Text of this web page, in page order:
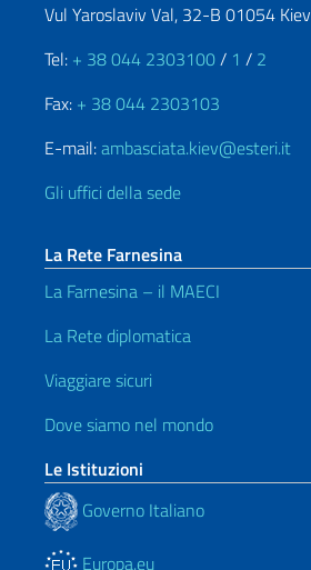
Vul Yaroslaviv Val, 32-B 01054 Kiev
Tel: + 38 044 2303100/ 1 / 2
Fax: + 38 044 2303103
E-mail:ambasciata.kiev@esteri.it
Gli uffici della sede
La Rete Farnesina
La Farnesina – il MAECI
La Rete diplomatica
Viaggiare sicuri
Dove siamo nel mondo
Le Istituzioni
Governo Italiano
Europa.eu